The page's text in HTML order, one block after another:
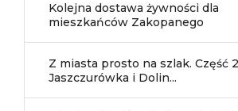
Kolejna dostawa żywności dla
mieszkańców Zakopanego
Z miasta prosto na szlak. Część
Jaszczurówka i Dolin...